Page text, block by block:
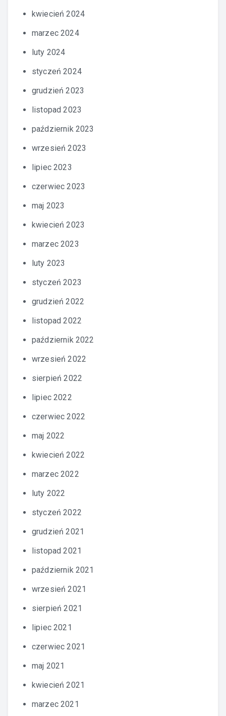
kwiecień 2024
marzec 2024
luty 2024
styczeń 2024
grudzień 2023
listopad 2023
październik 2023
wrzesień 2023
lipiec 2023
czerwiec 2023
maj 2023
kwiecień 2023
marzec 2023
luty 2023
styczeń 2023
grudzień 2022
listopad 2022
październik 2022
wrzesień 2022
sierpień 2022
lipiec 2022
czerwiec 2022
maj 2022
kwiecień 2022
marzec 2022
luty 2022
styczeń 2022
grudzień 2021
listopad 2021
październik 2021
wrzesień 2021
sierpień 2021
lipiec 2021
czerwiec 2021
maj 2021
kwiecień 2021
marzec 2021